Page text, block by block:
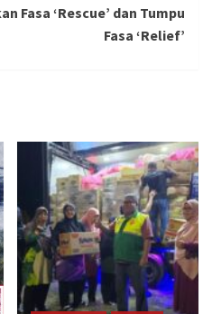
Fasa ‘Rescue’ dan Tumpu
Fasa ‘Relief’